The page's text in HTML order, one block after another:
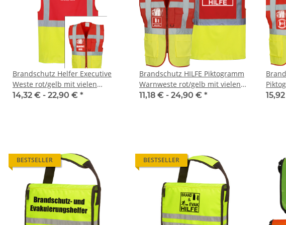
Brandschutz Helfer Executive
Weste rot/gelb mit vielen
Taschen S-3XL
14,32 € - 22,90 € *
Brandschutz HILFE Piktogramm
Warnweste rot/gelb mit vielen
Taschen S-3XL "BRAND22 Linie"
11,18 € - 24,90 € *
BESTSELLER BESTSELLER
10x T-Shirt Herren weiß,
LEITUNG SAMMELSTELLE
Feuerwehr